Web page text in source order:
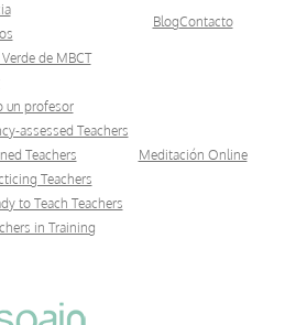
de MBCT
BlogContacto
un profesor
assessed Teachers
Teachers
Teachers
to Teach Teachers
in Training
Meditación Online